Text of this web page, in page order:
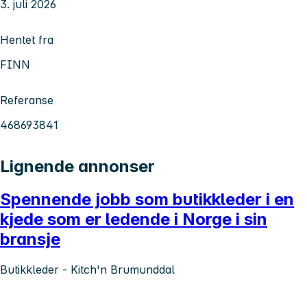
3. juli 2026
Hentet fra
FINN
Referanse
468693841
Lignende annonser
Spennende jobb som butikkleder i en
kjede som er ledende i Norge i sin
bransje
Butikkleder - Kitch'n Brumunddal